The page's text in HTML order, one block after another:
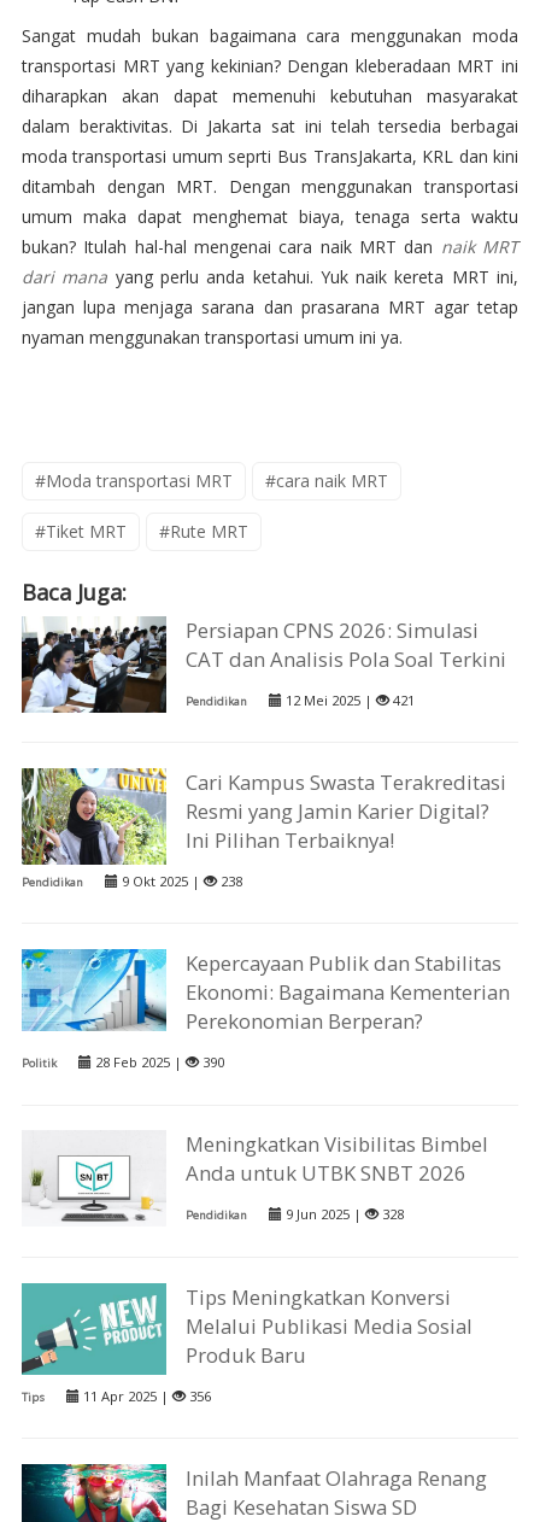
Sangat mudah bukan bagaimana cara menggunakan moda
transportasi MRT yang kekinian? Dengan kleberadaan MRT ini
diharapkan akan dapat memenuhi kebutuhan masyarakat
dalam beraktivitas. Di Jakarta sat ini telah tersedia berbagai
moda transportasi umum seprti Bus TransJakarta, KRL dan kini
ditambah dengan MRT. Dengan menggunakan transportasi
umum maka dapat menghemat biaya, tenaga serta waktu
bukan? Itulah hal-hal mengenai cara naik MRT dan naik MRT
dari mana yang perlu anda ketahui. Yuk naik kereta MRT ini,
jangan lupa menjaga sarana dan prasarana MRT agar tetap
nyaman menggunakan transportasi umum ini ya.
#Moda transportasi MRT #cara naik MRT
#Tiket MRT #Rute MRT
Baca Juga:
Persiapan CPNS 2026: Simulasi
CAT dan Analisis Pola Soal Terkini
Pendidikan 12 Mei 2025 | 421
Cari Kampus Swasta Terakreditasi
Resmi yang Jamin Karier Digital?
Ini Pilihan Terbaiknya!
Pendidikan 9 Okt 2025 | 238
Kepercayaan Publik dan Stabilitas
Ekonomi: Bagaimana Kementerian
Perekonomian Berperan?
Politik 28 Feb 2025 | 390
Meningkatkan Visibilitas Bimbel
Anda untuk UTBK SNBT 2026
Pendidikan 9 Jun 2025 | 328
Tips Meningkatkan Konversi
Melalui Publikasi Media Sosial
Produk Baru
Tips 11 Apr 2025 | 356
Inilah Manfaat Olahraga Renang
Bagi Kesehatan Siswa SD